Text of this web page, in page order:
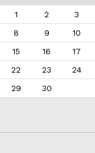
1 2 3
8 9 10
15 16 17
22 23 24
29 30